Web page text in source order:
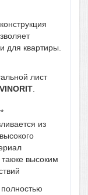
для квартиры.
лист
VINORIT
из
также высоким